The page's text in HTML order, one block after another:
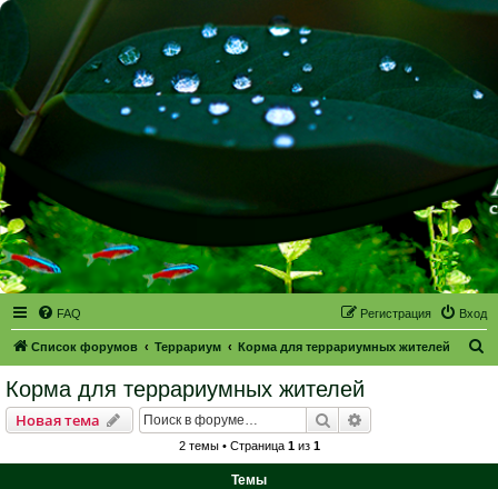
FAQ Вход
Регистрация
Список форумов Террариум Корма для террариумных жителей
Корма для террариумных жителей
Новая тема Поиск
2 темы • Страница 1из 1
Темы